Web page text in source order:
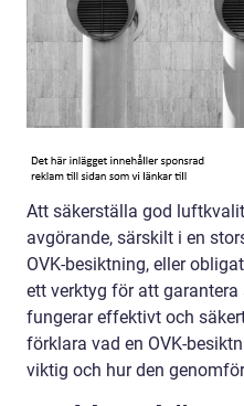
Att säkerställa god
avgörande, särskilt i en
OVK-besiktning, eller
ett verktyg för att
fungerar effektivt och
förklara vad en OVK-
viktig och hur den